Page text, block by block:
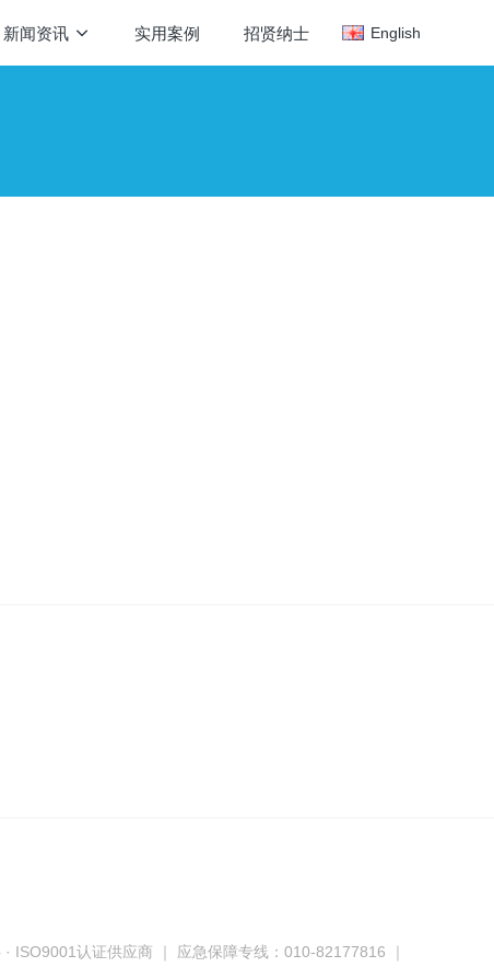
新闻资讯 实用案例 招贤纳士 English
ISO9001认证供应商 ｜ 应急保障专线：010-82177816 ｜